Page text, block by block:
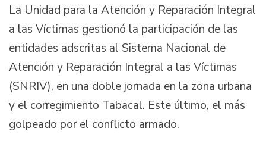
La Unidad para la Atención y Reparación Integral
a las Víctimas gestionó la participación de las
entidades adscritas al Sistema Nacional de
Atención y Reparación Integral a las Víctimas
(SNRIV), en una doble jornada en la zona urbana
y el corregimiento Tabacal. Este último, el más
golpeado por el conflicto armado.